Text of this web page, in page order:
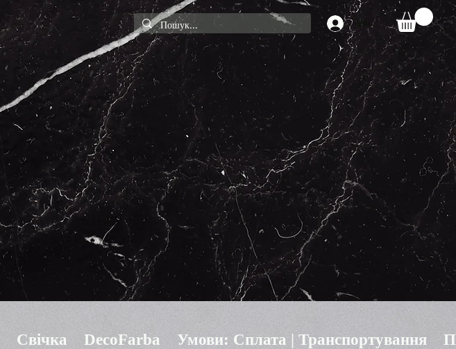
Увійти
Свічка DecoFarba Умови: Сплата | Транспортування